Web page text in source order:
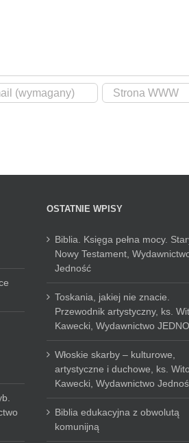
OSTATNIE WPISY
Biblia. Księga pełna mocy.
Nowy Testament,
Jedność
Toskania, jakiej nie znacie.
Przewodnik artystyczny, ks.
Kawecki, Wydawnictwo
Włoskie skarby – kulturowe,
artystyczne i duchowe, ks.
Kawecki, Wydawnictwo
Biblia edukacyjna z obwolutą
komunijną